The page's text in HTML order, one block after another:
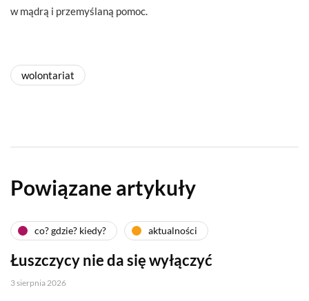
w mądrą i przemyślaną pomoc.
wolontariat
Powiązane artykuły
co? gdzie? kiedy? aktualności
Łuszczycy nie da się wyłączyć
3 sierpnia 2026